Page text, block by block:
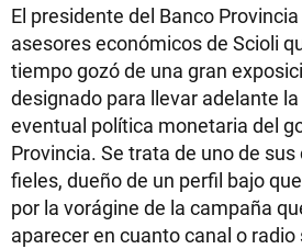
El presidente del Banco
asesores económicos de Scioli
tiempo gozó de una gran
designado para llevar adelante
eventual política monetaria del
Provincia. Se trata de uno de
fieles, dueño de un perfil bajo
por la vorágine de la campaña
aparecer en cuanto canal o